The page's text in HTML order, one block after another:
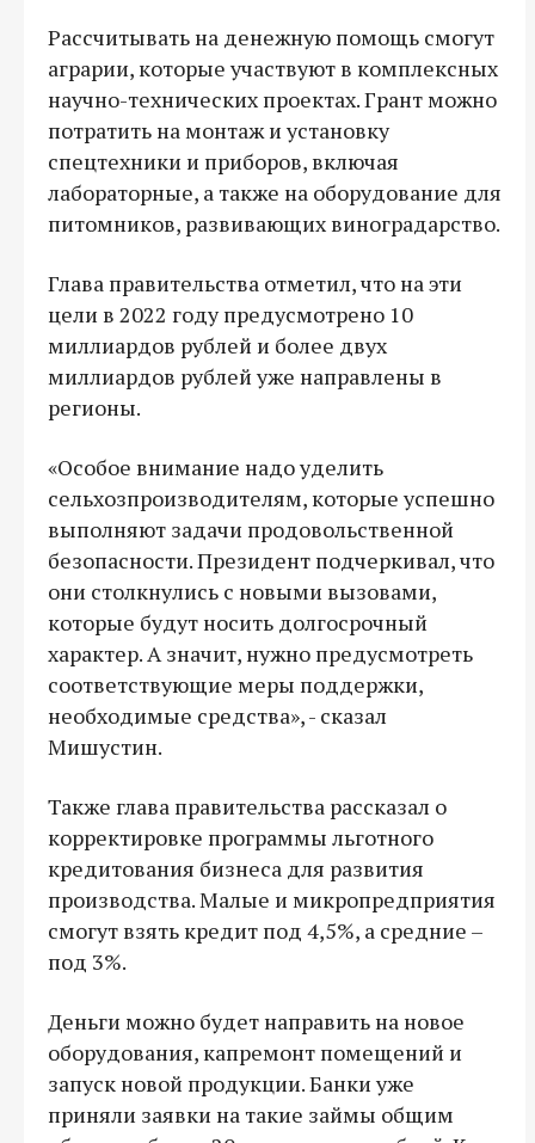
Рассчитывать на денежную помощь смогут
аграрии, которые участвуют в комплексных
научно-технических проектах. Грант можно
потратить на монтаж и установку
спецтехники и приборов, включая
лабораторные, а также на оборудование для
питомников, развивающих виноградарство.
Глава правительства отметил, что на эти
цели в 2022 году предусмотрено 10
миллиардов рублей и более двух
миллиардов рублей уже направлены в
регионы.
«Особое внимание надо уделить
сельхозпроизводителям, которые успешно
выполняют задачи продовольственной
безопасности. Президент подчеркивал, что
они столкнулись с новыми вызовами,
которые будут носить долгосрочный
характер. А значит, нужно предусмотреть
соответствующие меры поддержки,
необходимые средства», - сказал
Мишустин.
Также глава правительства рассказал о
корректировке программы льготного
кредитования бизнеса для развития
производства. Малые и микропредприятия
смогут взять кредит под 4,5%, а средние –
под 3%.
Деньги можно будет направить на новое
оборудования, капремонт помещений и
запуск новой продукции. Банки уже
приняли заявки на такие займы общим